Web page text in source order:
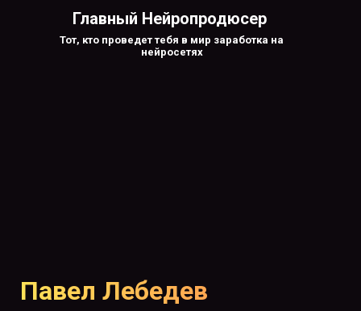
Павел Лебедев
Тот, кто проведет тебя в мир заработка на
нейросетях
Главный Нейропродюсер